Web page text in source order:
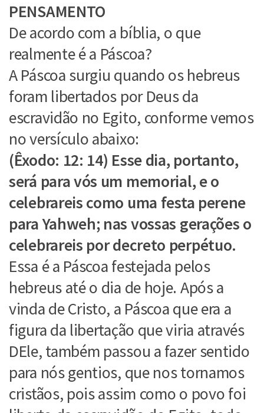
PENSAMENTO
De acordo com a bíblia, o que
realmente é a Páscoa?
A Páscoa surgiu quando os hebreus
foram libertados por Deus da
escravidão no Egito, conforme vemos
no versículo abaixo:
(Êxodo: 12: 14) Esse dia, portanto,
será para vós um memorial, e o
celebrareis como uma festa perene
para Yahweh; nas vossas gerações o
celebrareis por decreto perpétuo.
Essa é a Páscoa festejada pelos
hebreus até o dia de hoje. Após a
vinda de Cristo, a Páscoa que era a
figura da libertação que viria através
DEle, também passou a fazer sentido
para nós gentios, que nos tornamos
cristãos, pois assim como o povo foi